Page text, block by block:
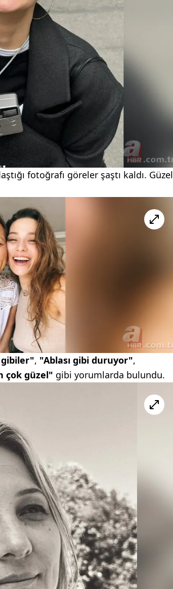
fotoğrafı göreler şaştı kaldı. Güzel
, "Ablası gibi duruyor",
çok güzel" gibi yorumlarda bulundu.